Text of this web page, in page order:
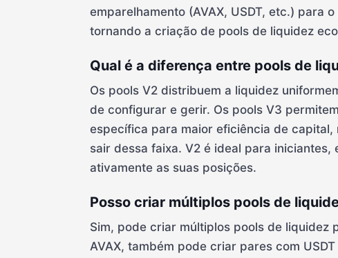
emparelhamento (AVAX, USDT, etc.) para
tornando a criação de pools de liquidez
Qual é a diferença entre pools de
Os pools V2 distribuem a liquidez
de configurar e gerir. Os pools V3
específica para maior eficiência de
sair dessa faixa. V2 é ideal para
ativamente as suas posições.
Posso criar múltiplos pools de
Sim, pode criar múltiplos pools de liquidez
AVAX, também pode criar pares com